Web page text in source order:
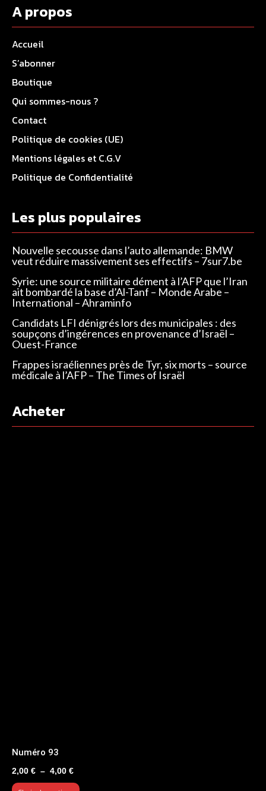
A propos
Accueil
S’abonner
Boutique
Qui sommes-nous ?
Contact
Politique de cookies (UE)
Mentions légales et C.G.V
Politique de Confidentialité
Les plus populaires
Nouvelle secousse dans l’auto allemande: BMW
veut réduire massivement ses effectifs – 7sur7.be
Syrie: une source militaire dément à l’AFP que l’Iran
ait bombardé la base d’Al-Tanf – Monde Arabe –
International – Ahraminfo
Candidats LFI dénigrés lors des municipales : des
soupçons d’ingérences en provenance d’Israël –
Ouest-France
Frappes israéliennes près de Tyr, six morts – source
médicale à l’AFP – The Times of Israël
Acheter
Numéro 93
2,00 € – 4,00 €Plage
de